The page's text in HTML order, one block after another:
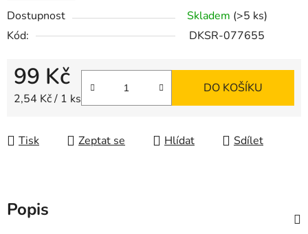
Dostupnost Skladem (>5 ks)
Kód:
DKSR-077655
99 Kč
Měrná cena:
2,54 Kč / 1 ks
DO KOŠÍKU
Tisk Zeptat se Hlídat Sdílet
Popis